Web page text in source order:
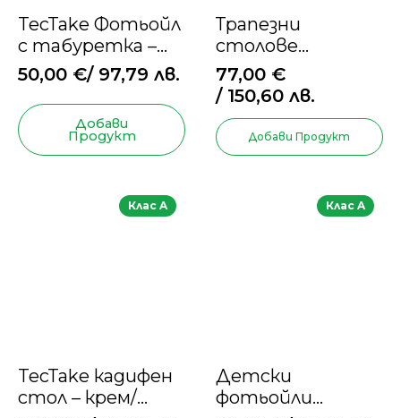
TecTake Фотьойл
с табуретка –
букле,
скандинавски
стил, крем-злато
50,00 €/ 97,79 лв.
Добави
Продукт
Трапезни
столове
MIADOMODO®
77,00 €
/ 150,60 лв.
Добави Продукт
Клас A
TecTake кадифен
стол – крем/
Клас A
Детски
фотьойли